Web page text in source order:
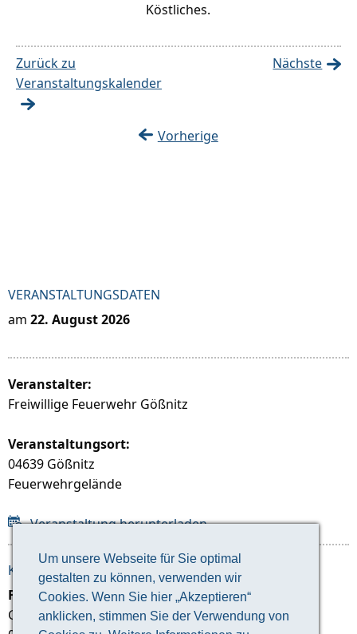
Um unsere Webseite für Sie optimal
gestalten zu können, verwenden wir
Cookies. Wenn Sie hier „Akzeptieren“
anklicken, stimmen Sie der Verwendung von
Köstliches.
Vorherige
Zurück zu
Veranstaltungskalender
Nächste
VERANSTALTUNGSDATEN
am 22. August 2026
Veranstalter:
Freiwillige Feuerwehr Gößnitz
Veranstaltungsort:
04639 Gößnitz
Feuerwehrgelände
Veranstaltung herunterladen
KONTAKT ZUM VERANSTALTER:
Freiwillige Feuerwehr Gößnitz
Gartenstraße 6, 04639 Gößnitz